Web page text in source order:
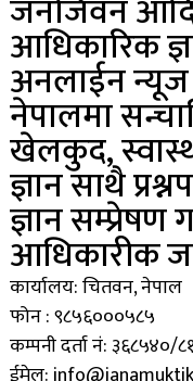
जनजिवन आदि
आधिकारिक
अनलाईन न्यूज
नेपालमा
खेलकुद,
ज्ञान साथै
ज्ञान सम्प्रेषण
आधिकारीक
कार्यालय: चितवन, नेपाल
फोन : ९८५६०००५८५
कम्पनी दर्ता नं: ३६८५४०/